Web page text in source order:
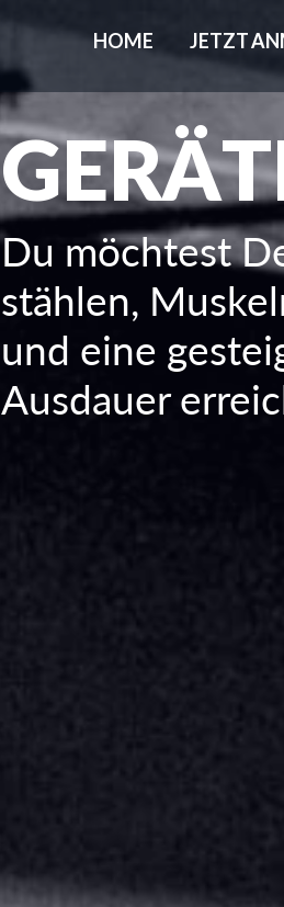
HOME JETZT
Du möchtest
stählen,
und eine
Ausdauer